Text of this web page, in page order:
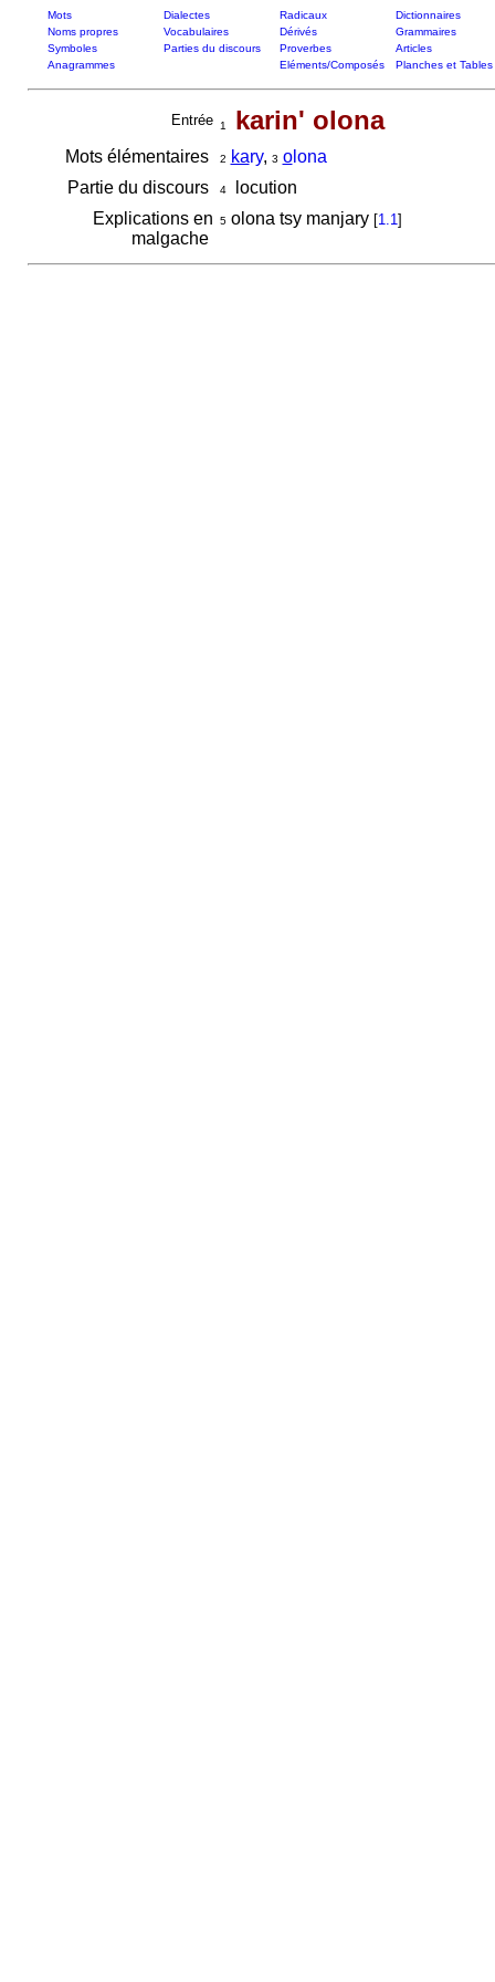
Mots Dialectes Radicaux
Dictionnaires
Noms propres
Vocabulaires Dérivés
Grammaires
Symboles
Parties du discours Proverbes
Articles
Anagrammes
Eléments/Composés Planches et Tables
Entrée 1 karin' olona
Mots élémentaires 2 kary, 3 olona
Partie du discours
4locution
Explications en
malgache
5olona tsy manjary [1.1]